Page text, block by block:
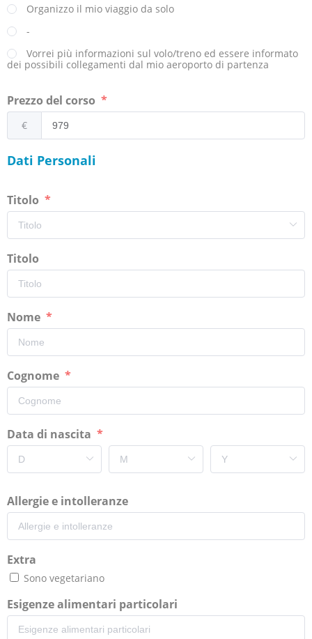
Organizzo il mio viaggio da solo
-
Vorrei più informazioni sul volo/treno ed essere informato
dei possibili collegamenti dal mio aeroporto di partenza
Prezzo del corso
€
Dati Personali
Titolo
Titolo
Nome
Cognome
Data di nascita
Allergie e intolleranze
Extra
Sono vegetariano
Esigenze alimentari particolari